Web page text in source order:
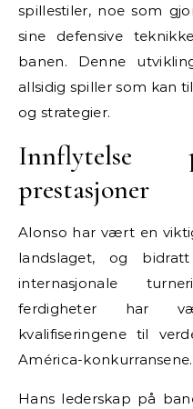
spillestiler, noe som
sine defensive
banen. Denne
allsidig spiller som kan
og strategier.
Innflytelse
prestasjoner
Alonso har vært en
landslaget, og
internasjonale
ferdigheter har
kvalifiseringene til
América-konkurransene.
Hans lederskap på